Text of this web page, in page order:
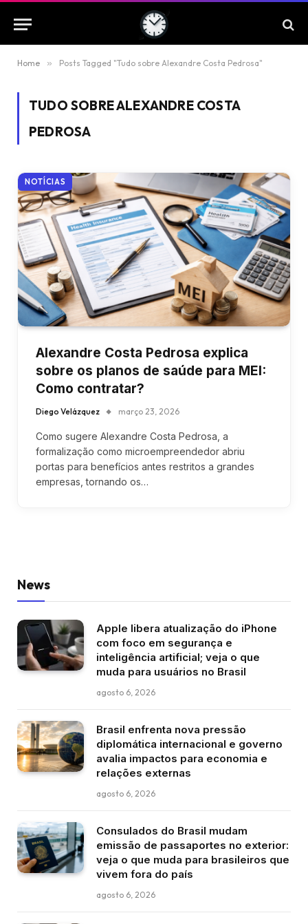
Home » Posts Tagged "Tudo sobre Alexandre Costa Pedrosa"
TUDO SOBRE ALEXANDRE COSTA
PEDROSA
NOTÍCIAS
Alexandre Costa Pedrosa explica
sobre os planos de saúde para MEI:
Como contratar?
Diego Velázquez março 23, 2026
Como sugere Alexandre Costa Pedrosa, a
formalização como microempreendedor abriu
portas para benefícios antes restritos a grandes
empresas, tornando os…
News
Apple libera atualização do iPhone
com foco em segurança e
inteligência artificial; veja o que
muda para usuários no Brasil
agosto 6, 2026
Brasil enfrenta nova pressão
diplomática internacional e governo
avalia impactos para economia e
relações externas
agosto 6, 2026
Consulados do Brasil mudam
emissão de passaportes no exterior:
veja o que muda para brasileiros que
vivem fora do país
agosto 6, 2026